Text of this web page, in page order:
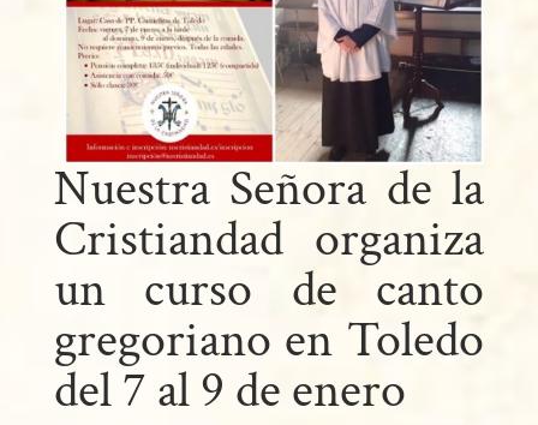
Nuestra Señora de la
Cristiandad organiza
un curso de canto
gregoriano en Toledo
del 7 al 9 de enero